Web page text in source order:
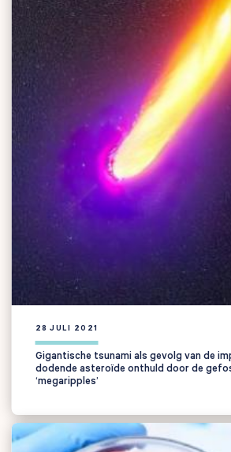
28 JULI 2021
Gigantische tsunami als gevolg van de
dodende asteroïde onthuld door de
‘megaripples’